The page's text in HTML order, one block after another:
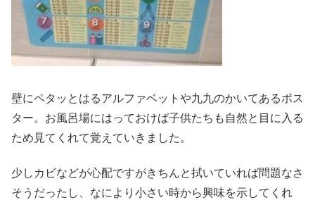
壁にペタッとはるアルファベットや九九のかいてあるポス
ター。お風呂場にはっておけば子供たちも自然と目に入る
ため見てくれて覚えていきました。
少しカビなどが心配ですがきちんと拭いていれば問題なさ
そうだったし、なにより小さい時から興味を示してくれ